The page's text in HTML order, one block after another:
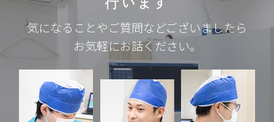
気になることやご質問などございましたら
お気軽にお話ください。